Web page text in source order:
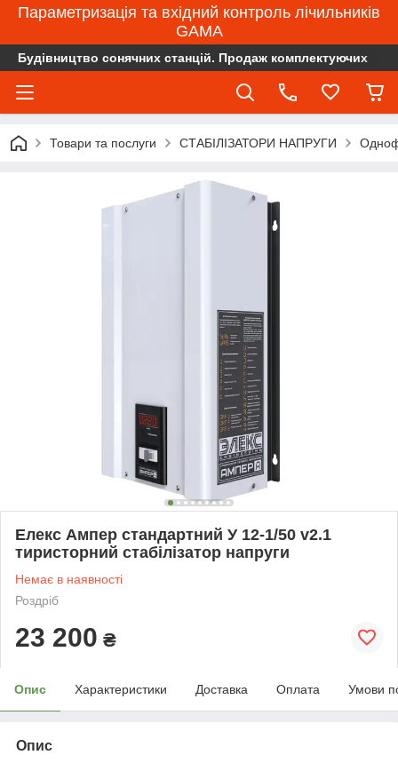
Параметризація та вхідний контроль лічильників
GAMA
Будівництво сонячних станцій. Продаж комплектуючих
Товари та послуги СТАБІЛІЗАТОРИ НАПРУГИ
Елекс Ампер стандартний У 12-1/50 v2.1
тиристорний стабілізатор напруги
Немає в наявності
Роздріб
23 200 ₴
Опис Характеристики Доставка Оплата Умови
Опис